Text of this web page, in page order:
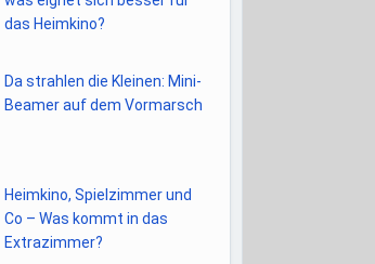
das Heimkino?
Da strahlen die Kleinen: Mini-
Beamer auf dem Vormarsch
Heimkino, Spielzimmer und
Co – Was kommt in das
Extrazimmer?